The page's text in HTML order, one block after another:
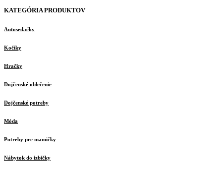
KATEGÓRIA PRODUKTOV
Autosedačky
Kočíky
Hračky
Dojčenské oblečenie
Dojčenské potreby
Móda
Potreby pre mamičky
Nábytok do izbičky